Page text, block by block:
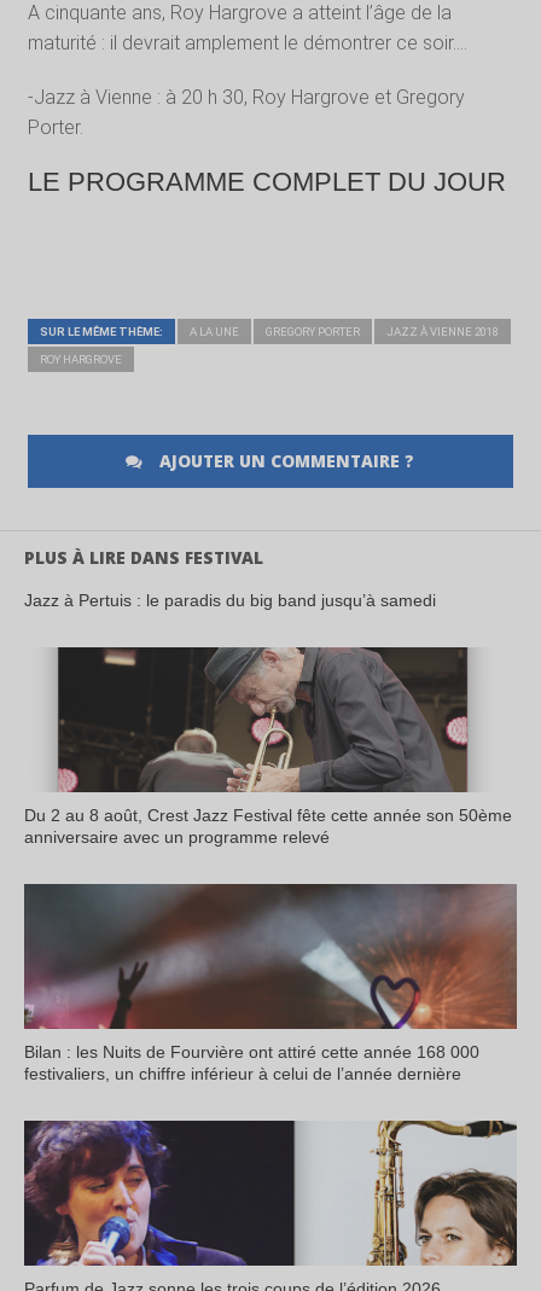
A cinquante ans, Roy Hargrove a atteint l’âge de la
maturité : il devrait amplement le démontrer ce soir….
-Jazz à Vienne : à 20 h 30, Roy Hargrove et Gregory
Porter.
LE PROGRAMME COMPLET DU JOUR
SUR LE MÊME THÈME: A LA UNE GREGORY PORTER JAZZ À VIENNE 2018
ROY HARGROVE
AJOUTER UN COMMENTAIRE ?
PLUS À LIRE DANS FESTIVAL
Jazz à Pertuis : le paradis du big band jusqu’à samedi
Du 2 au 8 août, Crest Jazz Festival fête cette année son 50ème
anniversaire avec un programme relevé
Bilan : les Nuits de Fourvière ont attiré cette année 168 000
festivaliers, un chiffre inférieur à celui de l’année dernière